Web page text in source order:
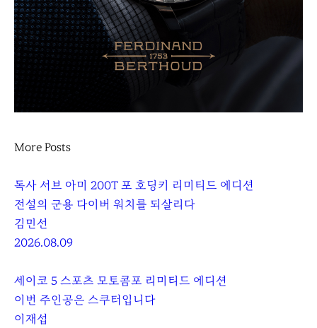
More Posts
독사 서브 아미 200T 포 호딩키 리미티드 에디션
전설의 군용 다이버 워치를 되살리다
김민선
2026.08.09
세이코 5 스포츠 모토콤포 리미티드 에디션
이번 주인공은 스쿠터입니다
이재섭